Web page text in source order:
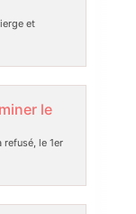
et
le
le 1er